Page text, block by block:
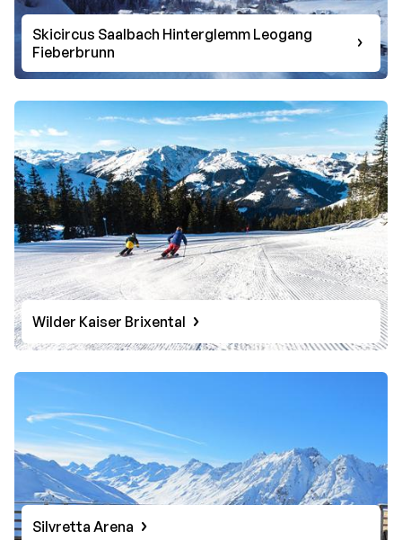
Skicircus Saalbach Hinterglemm Leogang
Fieberbrunn
Wilder Kaiser Brixental
Silvretta Arena